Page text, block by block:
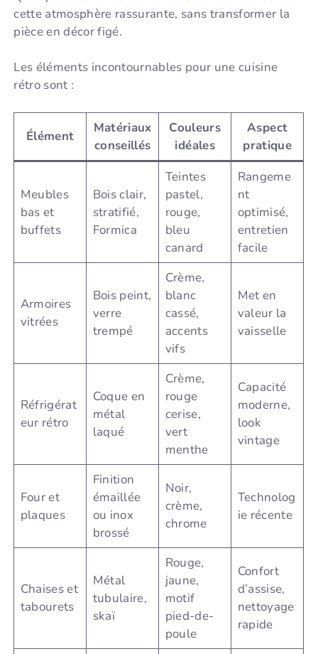
cette atmosphère rassurante, sans transformer la
pièce en décor figé.
Les éléments incontournables pour une cuisine
rétro sont :
Élément
Matériaux
conseillés
Couleurs
idéales
Aspect
pratique
Meubles
bas et
buffets
Bois clair,
stratifié,
Formica
Teintes
pastel,
rouge,
bleu
canard
Rangeme
nt
optimisé,
entretien
facile
Armoires
vitrées
Bois peint,
verre
trempé
Crème,
blanc
cassé,
accents
vifs
Met en
valeur la
vaisselle
Réfrigérat
eur rétro
Coque en
métal
laqué
Crème,
rouge
cerise,
vert
menthe
Capacité
moderne,
look
vintage
Four et
plaques
Finition
émaillée
ou inox
brossé
Noir,
crème,
chrome
Technolog
ie récente
Chaises et
tabourets
Métal
tubulaire,
skaï
Rouge,
jaune,
motif
pied-de-
poule
Confort
d’assise,
nettoyage
rapide